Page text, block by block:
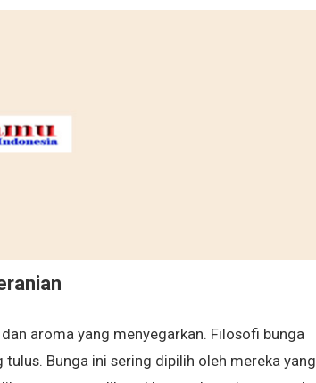
aroma yang menyegarkan. Filosofi bunga
Bunga ini sering dipilih oleh mereka yang